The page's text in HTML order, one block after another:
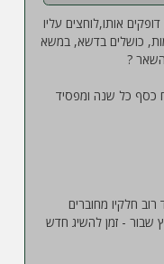
אותו,לוחצים עליו
כושלים בדשא, במשא
?
כסף כל שנה ומפסיד
חלקיו מחוברים
שבור - זמן להשיג חדש